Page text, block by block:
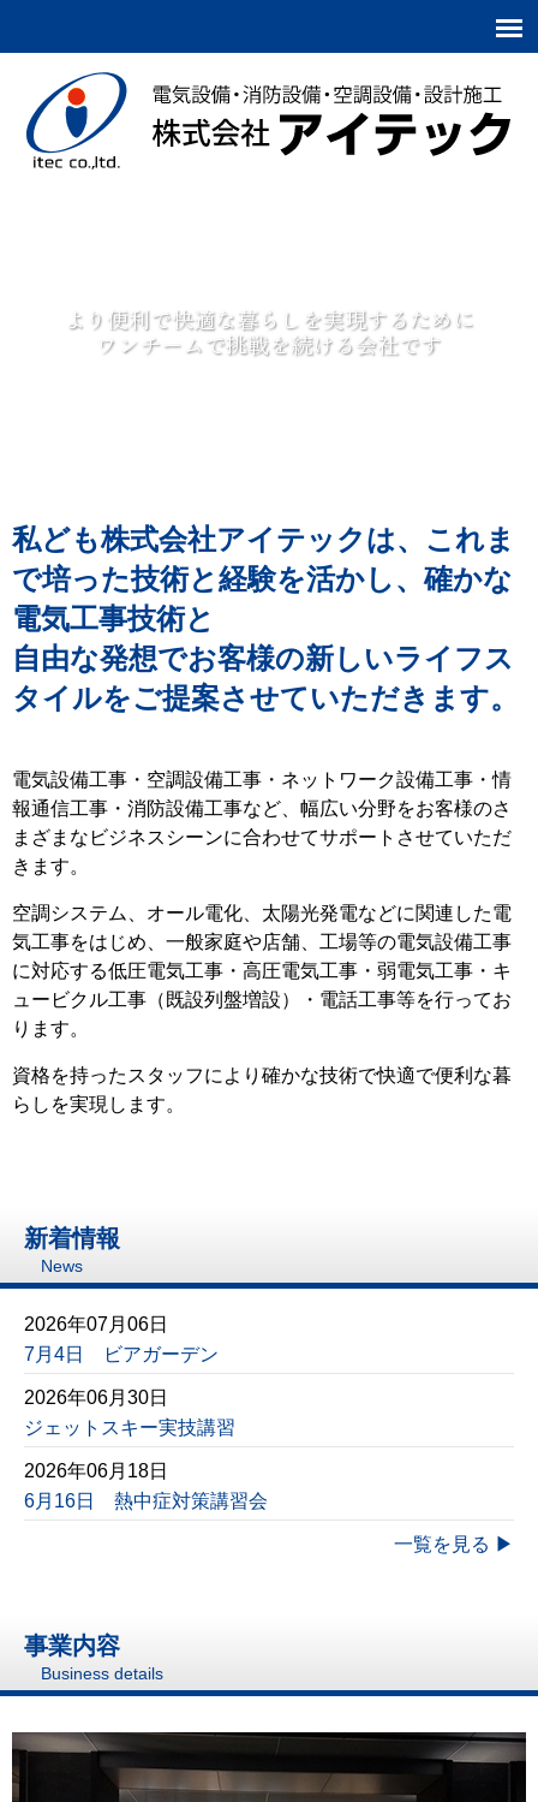
より便利で快適な暮らしを実現するために
ワンチームで挑戦を続ける会社です
私ども株式会社アイテックは、これま
で培った技術と経験を活かし、確かな
電気工事技術と
自由な発想でお客様の新しいライフス
タイルをご提案させていただきます。
電気設備工事・空調設備工事・ネットワーク設備工事・情
報通信工事・消防設備工事など、幅広い分野をお客様のさ
まざまなビジネスシーンに合わせてサポートさせていただ
きます。
空調システム、オール電化、太陽光発電などに関連した電
気工事をはじめ、一般家庭や店舗、工場等の電気設備工事
に対応する低圧電気工事・高圧電気工事・弱電気工事・キ
ュービクル工事（既設列盤増設）・電話工事等を行ってお
ります。
資格を持ったスタッフにより確かな技術で快適で便利な暮
らしを実現します。
新着情報
News
2026年07月06日
7月4日 ビアガーデン
2026年06月30日
ジェットスキー実技講習
2026年06月18日
6月16日 熱中症対策講習会
一覧を見る ▶
事業内容
Business details